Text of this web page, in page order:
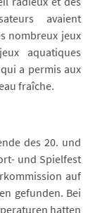
avaient
nombreux jeux
aquatiques
a permis aux
fraîche.
des 20. und
und Spielfest
auf
gefunden. Bei
hatten